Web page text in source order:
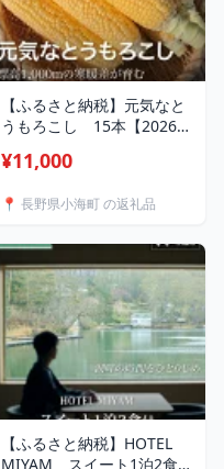
【ふるさと納税】元気なと
うもろこし 15本【2026年
¥11,000
📍 長野県小海町 の返礼品
【ふるさと納税】HOTEL
MIYAM スイート1泊2食